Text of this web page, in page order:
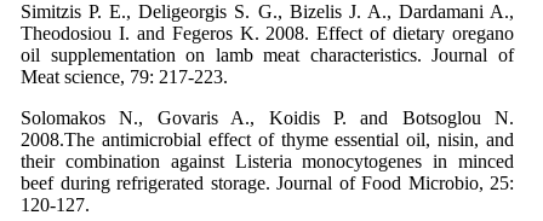
Simitzis P. E., Deligeorgis S. G., Bizelis J. A., Dardamani A.,
Theodosiou I. and Fegeros K. 2008. Effect of dietary oregano
oil supplementation on lamb meat characteristics. Journal of
Meat science, 79: 217-223.
Solomakos N., Govaris A., Koidis P. and Botsoglou N.
2008.The antimicrobial effect of thyme essential oil, nisin, and
their combination against Listeria monocytogenes in minced
beef during refrigerated storage. Journal of Food Microbio, 25:
120-127.